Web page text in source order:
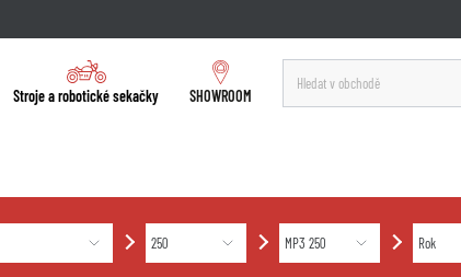
Stroje a robotické sekačky SHOWROOM